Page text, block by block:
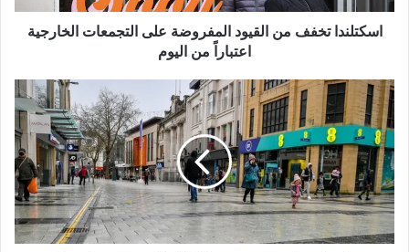
اعتباراً
مناسكتلندا تخفف من القيود المفروضة على التجمعات الخارجية
اعتباراً من اليوم
تفاصيل
خطة
تخفيف
قيود
الإغلاق
المفروضة
على